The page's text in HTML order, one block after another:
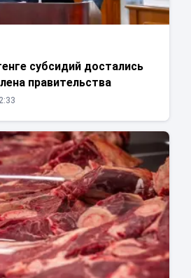
субсидий достались
правительства